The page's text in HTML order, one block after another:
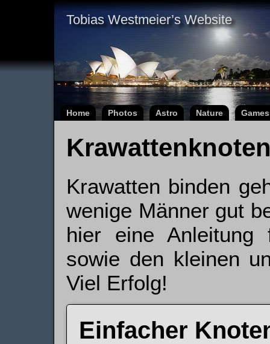
Tobias Westmeier’s Website
Home Photos Astro Nature Games
Krawatten binden
wenige Männer gut
hier eine Anleitung
sowie den kleinen
Viel Erfolg!
Einfacher